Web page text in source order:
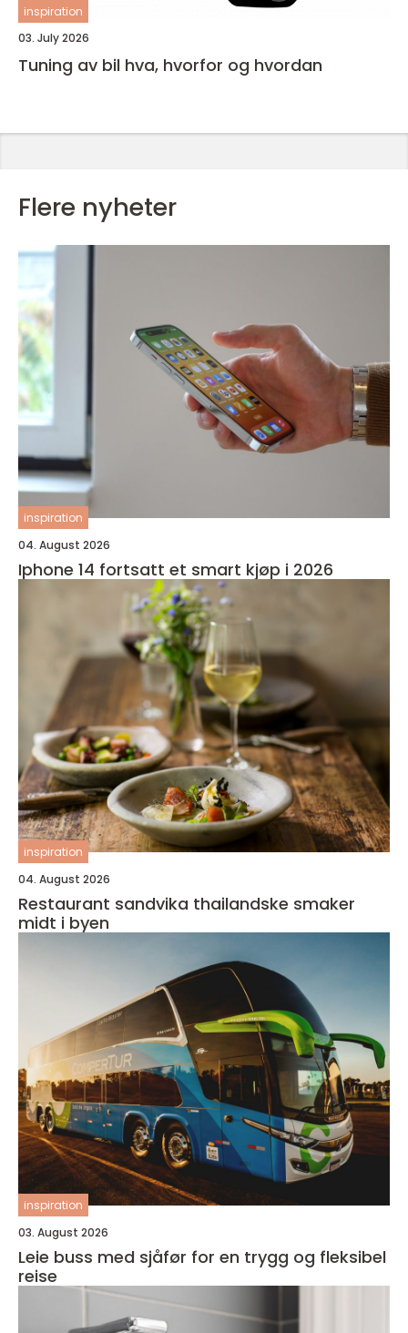
inspiration
03. July 2026
Tuning av bil hva, hvorfor og hvordan
Flere nyheter
inspiration
04. August 2026
Iphone 14 fortsatt et smart kjøp i 2026
inspiration
04. August 2026
Restaurant sandvika thailandske smaker
midt i byen
inspiration
03. August 2026
Leie buss med sjåfør for en trygg og fleksibel
reise